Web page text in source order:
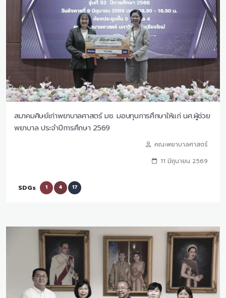
สมาคมศิษย์เก่าพยาบาลศาสตร์ มช. มอบทุนการศึกษาให้แก่ นศ.ผู้ช่วย
พยาบาล ประจำปีการศึกษา 2569
คณะพยาบาลศาสตร์
11 มิถุนายน 2569
SDGs 1 4 17